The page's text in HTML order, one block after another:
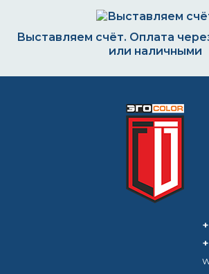
Выставляем счёт. Оплата
или наличными
Формируем заказ и отправляем
компанией
ВОПРОС-
Чем можно удалить